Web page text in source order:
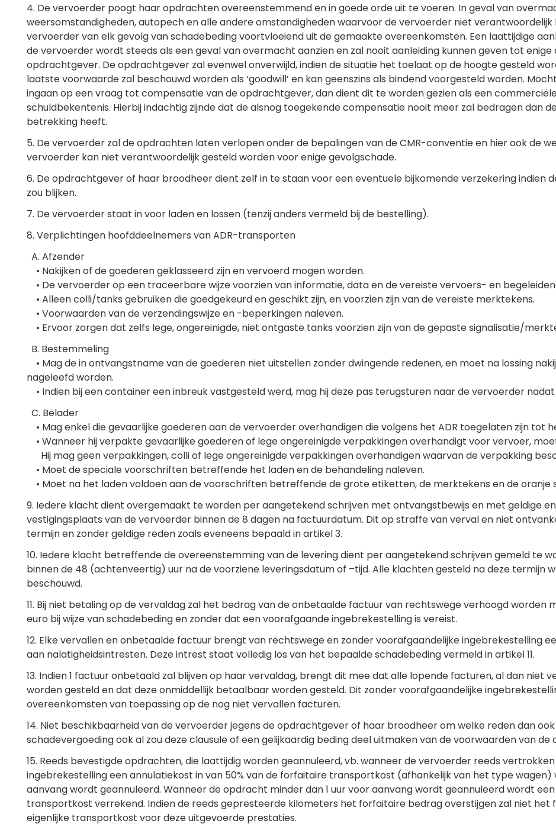
4. De vervoerder poogt haar opdrachten overeenstemmend en in goede orde uit te voeren. In geval van
weersomstandigheden, autopech en alle andere omstandigheden waarvoor de vervoerder niet
vervoerder van elk gevolg van schadebeding voortvloeiend uit de gemaakte overeenkomsten. Een laattijdige
de vervoerder wordt steeds als een geval van overmacht aanzien en zal nooit aanleiding kunnen geven tot
opdrachtgever. De opdrachtgever zal evenwel onverwijld, indien de situatie het toelaat op de hoogte gesteld
laatste voorwaarde zal beschouwd worden als ‘goodwill’ en kan geenszins als bindend voorgesteld worden.
ingaan op een vraag tot compensatie van de opdrachtgever, dan dient dit te worden gezien als een
schuldbekentenis. Hierbij indachtig zijnde dat de alsnog toegekende compensatie nooit meer zal bedragen dan
betrekking heeft.
5. De vervoerder zal de opdrachten laten verlopen onder de bepalingen van de CMR-conventie en hier ook de
vervoerder kan niet verantwoordelijk gesteld worden voor enige gevolgschade.
6. De opdrachtgever of haar broodheer dient zelf in te staan voor een eventuele bijkomende verzekering indien
zou blijken.
7. De vervoerder staat in voor laden en lossen (tenzij anders vermeld bij de bestelling).
8. Verplichtingen hoofddeelnemers van ADR-transporten
A. Afzender
• Nakijken of de goederen geklasseerd zijn en vervoerd mogen worden.
• De vervoerder op een traceerbare wijze voorzien van informatie, data en de vereiste vervoers- en
• Alleen colli/tanks gebruiken die goedgekeurd en geschikt zijn, en voorzien zijn van de vereiste merktekens.
• Voorwaarden van de verzendingswijze en -beperkingen naleven.
• Ervoor zorgen dat zelfs lege, ongereinigde, niet ontgaste tanks voorzien zijn van de gepaste signalisatie/
B. Bestemmeling
• Mag de in ontvangstname van de goederen niet uitstellen zonder dwingende redenen, en moet na lossing
nageleefd worden.
• Indien bij een container een inbreuk vastgesteld werd, mag hij deze pas terugsturen naar de vervoerder
C. Belader
• Mag enkel die gevaarlijke goederen aan de vervoerder overhandigen die volgens het ADR toegelaten zijn tot
• Wanneer hij verpakte gevaarlijke goederen of lege ongereinigde verpakkingen overhandigt voor vervoer,
Hij mag geen verpakkingen, colli of lege ongereinigde verpakkingen overhandigen waarvan de verpakking
• Moet de speciale voorschriften betreffende het laden en de behandeling naleven.
• Moet na het laden voldoen aan de voorschriften betreffende de grote etiketten, de merktekens en de oranje
9. Iedere klacht dient overgemaakt te worden per aangetekend schrijven met ontvangstbewijs en met geldige
vestigingsplaats van de vervoerder binnen de 8 dagen na factuurdatum. Dit op straffe van verval en niet
termijn en zonder geldige reden zoals eveneens bepaald in artikel 3.
10. Iedere klacht betreffende de overeenstemming van de levering dient per aangetekend schrijven gemeld te
binnen de 48 (achtenveertig) uur na de voorziene leveringsdatum of –tijd. Alle klachten gesteld na deze termijn
beschouwd.
11. Bij niet betaling op de vervaldag zal het bedrag van de onbetaalde factuur van rechtswege verhoogd worden
euro bij wijze van schadebeding en zonder dat een voorafgaande ingebrekestelling is vereist.
12. Elke vervallen en onbetaalde factuur brengt van rechtswege en zonder voorafgaandelijke ingebrekestelling
aan nalatigheidsintresten. Deze intrest staat volledig los van het bepaalde schadebeding vermeld in artikel 11.
13. Indien 1 factuur onbetaald zal blijven op haar vervaldag, brengt dit mee dat alle lopende facturen, al dan niet
worden gesteld en dat deze onmiddellijk betaalbaar worden gesteld. Dit zonder voorafgaandelijke
overeenkomsten van toepassing op de nog niet vervallen facturen.
14. Niet beschikbaarheid van de vervoerder jegens de opdrachtgever of haar broodheer om welke reden dan
schadevergoeding ook al zou deze clausule of een gelijkaardig beding deel uitmaken van de voorwaarden van
15. Reeds bevestigde opdrachten, die laattijdig worden geannuleerd, vb. wanneer de vervoerder reeds
ingebrekestelling een annulatiekost in van 50% van de forfaitaire transportkost (afhankelijk van het type
aanvang wordt geannuleerd. Wanneer de opdracht minder dan 1 uur voor aanvang wordt geannuleerd wordt
transportkost verrekend. Indien de reeds gepresteerde kilometers het forfaitaire bedrag overstijgen zal niet
eigenlijke transportkost voor deze uitgevoerde prestaties.